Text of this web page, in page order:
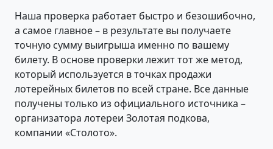
Наша проверка работает быстро и безошибочно,
а самое главное – в результате вы получаете
точную сумму выигрыша именно по вашему
билету. В основе проверки лежит тот же метод,
который используется в точках продажи
лотерейных билетов по всей стране. Все данные
получены только из официального источника –
организатора лотереи Золотая подкова,
компании «Столото».